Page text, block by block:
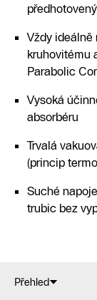
Vždy ideálně
kruhovitému
Parabolic
Vysoká
absorbéru
Trvalá
(princip
Suché
trubic bez
Přehled